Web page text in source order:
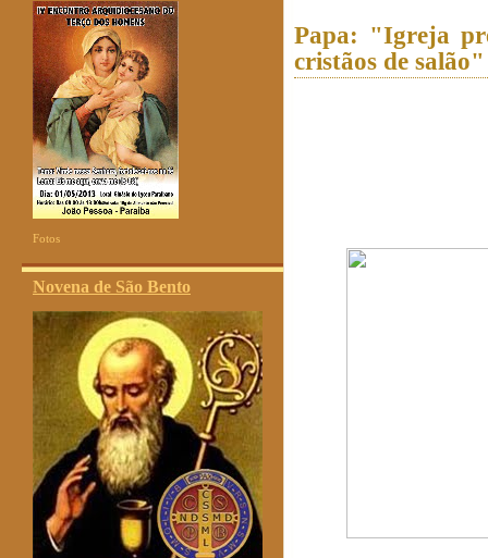
Fotos
Novena de São Bento
Papa: "Igreja
cristãos de salão"